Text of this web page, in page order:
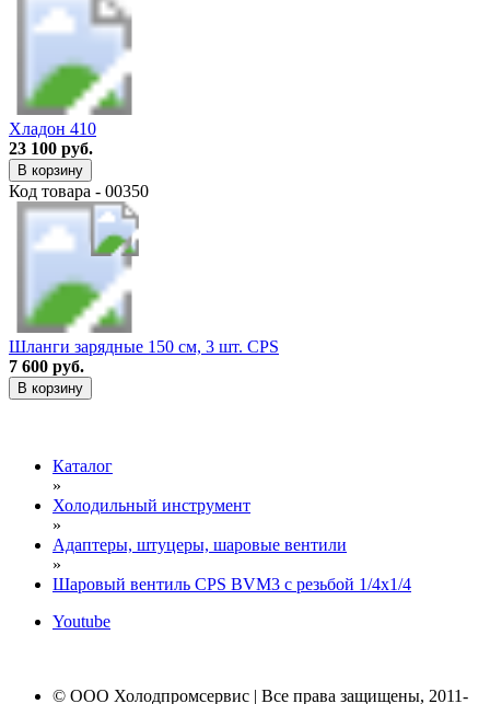
Хладон 410
23 100 руб.
В корзину
Код товара - 00350
Шланги зарядные 150 см, 3 шт. CPS
7 600 руб.
В корзину
Каталог
»
Холодильный инструмент
»
Адаптеры, штуцеры, шаровые вентили
»
Шаровый вентиль CPS BVM3 с резьбой 1/4х1/4
Youtube
© ООО Холодпромсервис | Все права защищены, 2011-